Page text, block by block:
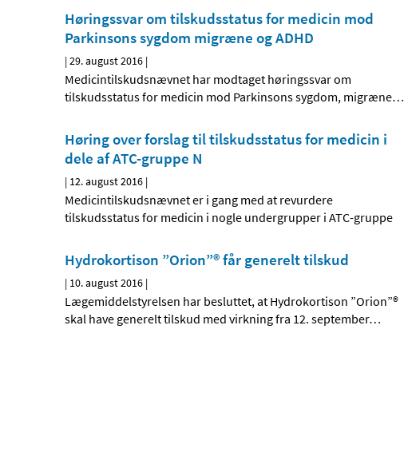
Høringssvar om tilskudsstatus for medicin mod
Parkinsons sygdom migræne og ADHD
|29. august 2016 |
Medicintilskudsnævnet har modtaget høringssvar om
tilskudsstatus for medicin mod Parkinsons sygdom, migræne…
Høring over forslag til tilskudsstatus for medicin i
dele af ATC-gruppe N
| 12. august 2016 |
Medicintilskudsnævnet er i gang med at revurdere
tilskudsstatus for medicin i nogle undergrupper i ATC-gruppe
Hydrokortison ”Orion”® får generelt tilskud
| 10. august 2016 |
Lægemiddelstyrelsen har besluttet, at Hydrokortison ”Orion”®
skal have generelt tilskud med virkning fra 12. september…